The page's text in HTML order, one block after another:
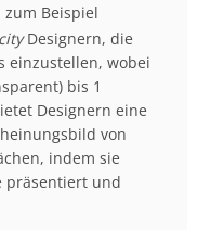
Beispiel
Designern, die
einzustellen, wobei
bis 1
Designern eine
von
indem sie
präsentiert und